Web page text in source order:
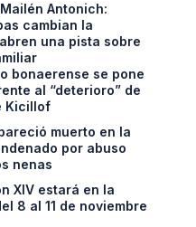
Antonich:
cambian la
una pista sobre
bonaerense se pone
al “deterioro” de
Kicillof
muerto en la
por abuso
nenas
XIV estará en la
8 al 11 de noviembre